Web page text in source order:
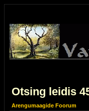
Otsing leidis
Arengumaagide Foorum